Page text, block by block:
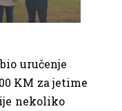
uručenje
KM za jetime
nekoliko